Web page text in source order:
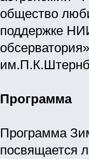
общество
поддержке
Программа
Программа
посвящается